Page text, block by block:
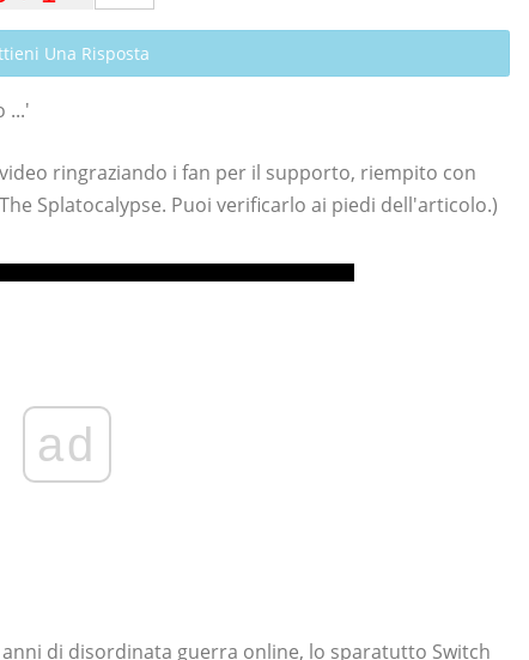
Una Risposta
...'
ringraziando i fan per il supporto, riempito con
Splatocalypse. Puoi verificarlo ai piedi dell'articolo.)
ad
di disordinata guerra online, lo sparatutto Switch